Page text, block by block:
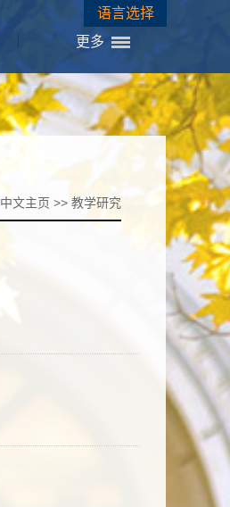
语言选择
更多
中文主页 >> 教学研究